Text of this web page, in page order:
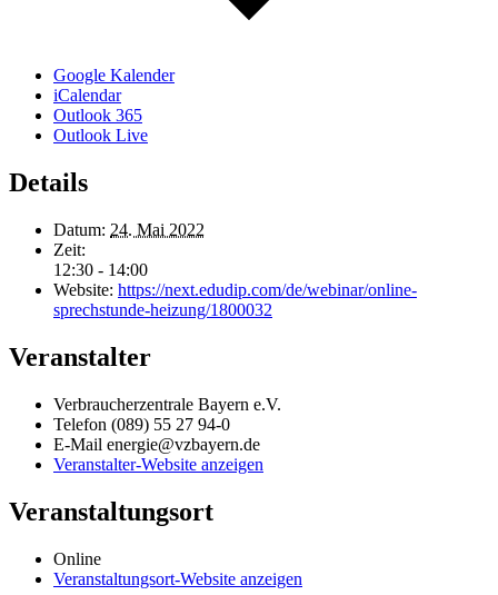
Google Kalender
iCalendar
Outlook 365
Outlook Live
Details
Datum: 24. Mai 2022
Zeit:
12:30 - 14:00
Website: https://next.edudip.com/de/webinar/online-
sprechstunde-heizung/1800032
Veranstalter
Verbraucherzentrale Bayern e.V.
Telefon (089) 55 27 94-0
E-Mail energie@vzbayern.de
Veranstalter-Website anzeigen
Veranstaltungsort
Online
Veranstaltungsort-Website anzeigen